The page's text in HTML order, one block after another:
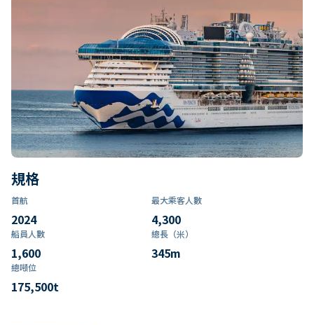
規格
首航
2024
最大乘客人數
4,300
船員人數
1,600
總長（米）
345m
總噸位
175,500t